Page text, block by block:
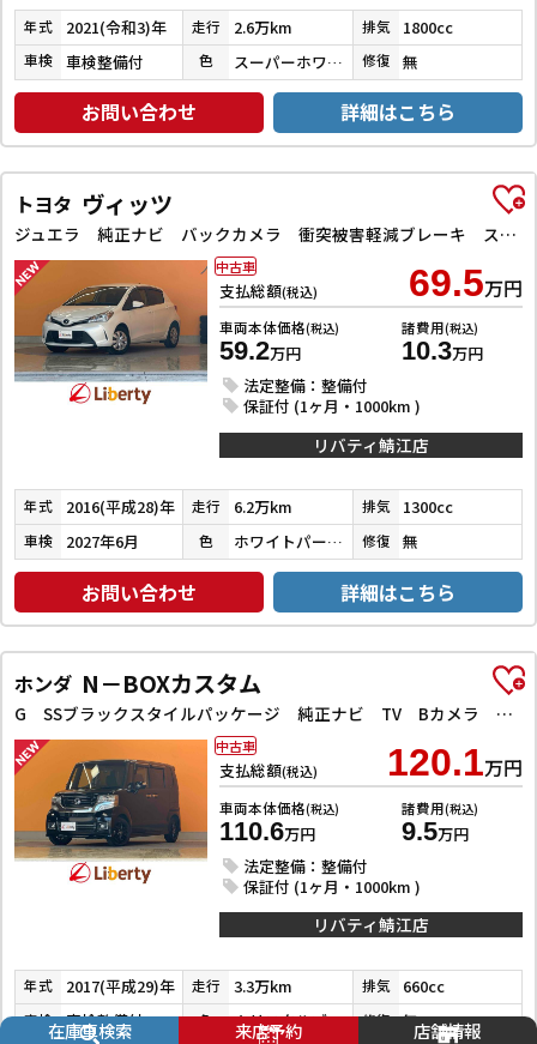
年式 2021(令和3)年 走行 2.6万km 排気 1800cc
車検 車検整備付 色 スーパーホワイトⅡ 修復 無
お問い合わせ 詳細はこちら
トヨタ ヴィッツ
ジュエラ 純正ナビ バックカメラ 衝突被害軽減ブレーキ スマートキー 電動格納ドアミラー マニュアルレベリング オートエアコン アクセサリーソケット 横滑り防止
支払総額(税込) 69.5万円
車両本体価格(税込)
59.2万円
諸費用(税込)
10.3万円
法定整備：整備付
保証付 (1ヶ月・1000km )
中古車
リバティ鯖江店
年式 2016(平成28)年 走行 6.2万km 排気 1300cc
車検 2027年6月 色 ホワイトパールクリスタルシャイン 修復 無
お問い合わせ 詳細はこちら
ホンダ N－BOXカスタム
G SSブラックスタイルパッケージ 純正ナビ TV Bカメラ ビルドインETC 前席シートヒーター HIDヘッドライト フォグライト スマートキー プッシュスタート 左パワースライドドア 電動格納ミラー オートエアコン 純正アルミホイー
支払総額(税込) 120.1万円
車両本体価格(税込)
110.6万円
諸費用(税込)
9.5万円
法定整備：整備付
保証付 (1ヶ月・1000km )
中古車
リバティ鯖江店
年式 2017(平成29)年 走行 3.3万km 排気 660cc
車検 車検整備付 色 クリスタルブラックパール 修復 無
在庫車検索 来店予約 店舗情報